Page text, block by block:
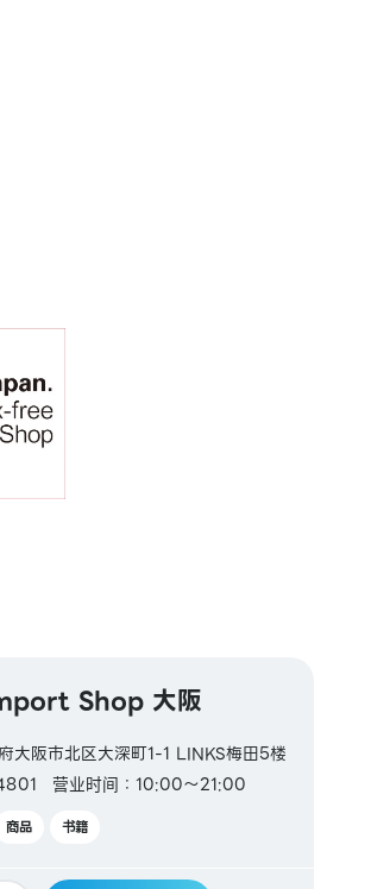
Shop 大阪
大阪市北区大深町1-1 LINKS梅田5楼
营业时间：10:00～21:00
商品 书籍